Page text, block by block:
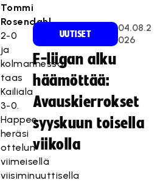
Tommi
Rosendahl
2-0
ja
kolmannessa
taas
Kailiala
3-0.
Happee
heräsi
ottelun
viimeisellä
viisiminuuttisella
UUTISET
04.08.2
026
F-liigan alku
häämöttää:
Avauskierrokset
syyskuun toisella
viikolla